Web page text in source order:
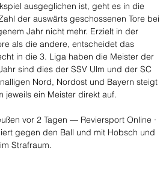
ausgeglichen ist, geht es in die
der auswärts geschossenen Tore bei
Jahr nicht mehr. Erzielt in der
als die andere, entscheidet das
in die 3. Liga haben die Meister der
sind dies der SSV Ulm und der SC
Nord, Nordost und Bayern steigt
jeweils ein Meister direkt auf.
vor 2 Tagen — Reviersport Online ·
gegen den Ball und mit Hobsch und
Strafraum.